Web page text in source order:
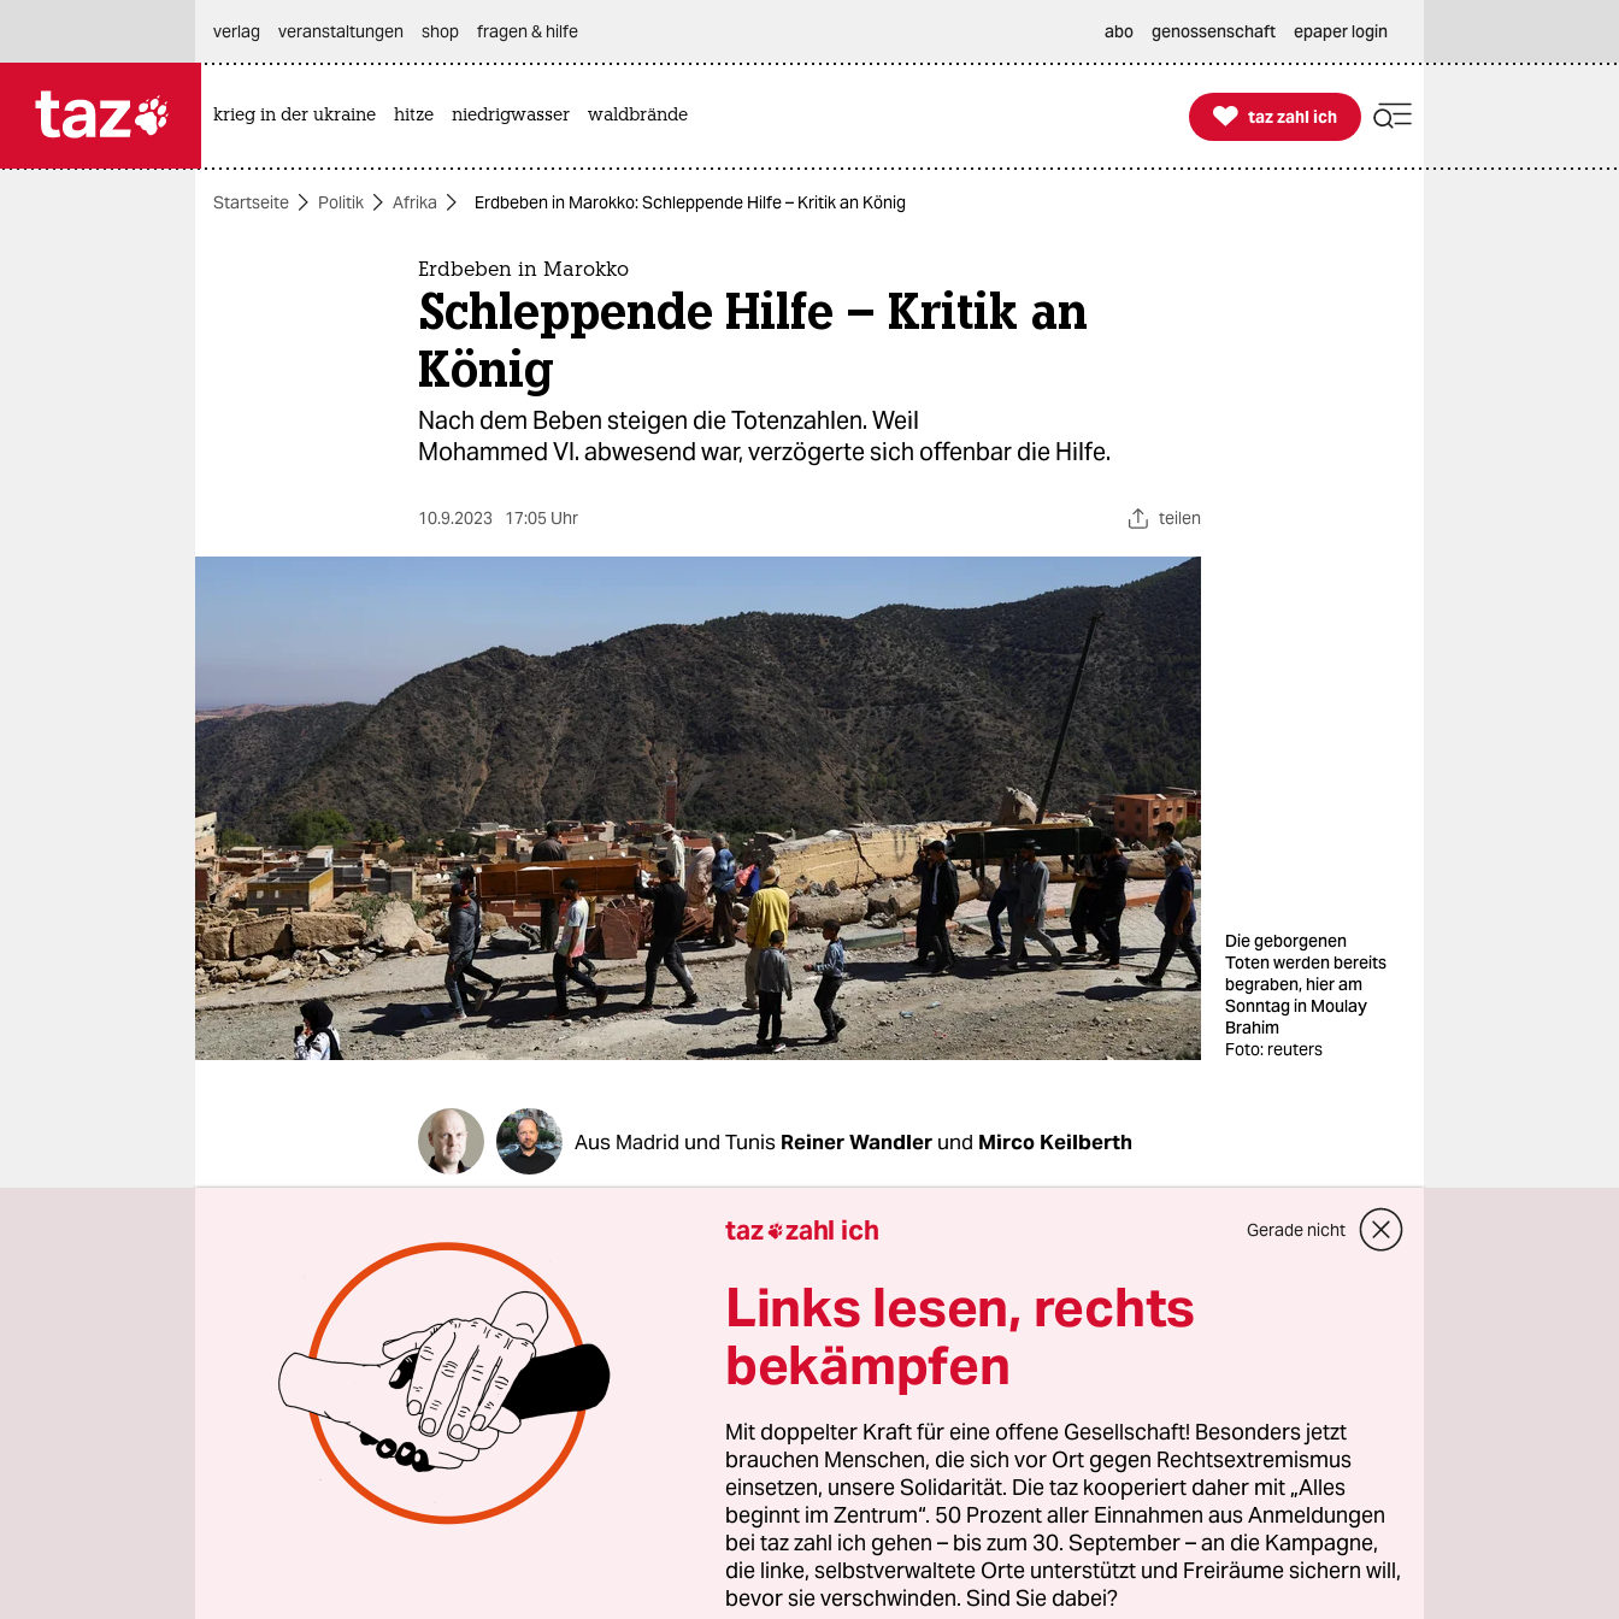
themen
verlag
verlag
veranstaltungen
shop
fragen & hilfe
unterstützen
abo
genossenschaft
verlag
veranstaltungen shop fragen & hilfe abo genossenschaft epaper login
krieg in der ukraine hitze niedrigwasser waldbrände 
taz zahl ich
taz zahl ich
Startseite Politik Afrika Erdbeben in Marokko: Schleppende Hilfe – Kritik an König
Erdbeben in Marokko
Schleppende Hilfe – Kritik an
König
Nach dem Beben steigen die Totenzahlen. Weil
Mohammed VI. abwesend war, verzögerte sich offenbar die Hilfe.
10.9.2023 17:05 Uhr teilen
Die geborgenen
Toten werden bereits
begraben, hier am
Sonntag in Moulay
Brahim
Foto: reuters
Aus Madrid und Tunis Reiner Wandler und Mirco Keilberth
Die Folgen des
Erdbebens, das in der Nacht auf Samstag den Süden
Marokkos erschütterte
Rettungskräfte vorankommen, desto mehr Tote und Verletzte bergen
sie. Am stärksten betroffen ist die Provinz Al-Haouz südwestlich der
Touristenmetropole Marrakesch, dort wurde mehr als die Hälfte der
Toten gefunden.
Am Sonntag berichtete das Innenministerium in Rabat von insgesamt
2.122 Toten und 2.421 Verletzten, mehr als 1.400 davon schwer.
Unterdessen lief die Hilfe aus dem Ausland an – allerdings nur
taz zahl ich Gerade nicht
Links lesen, rechts
bekämpfen
Mit doppelter Kraft für eine offene Gesellschaft! Besonders jetzt
brauchen Menschen, die sich vor Ort gegen Rechtsextremismus
einsetzen, unsere Solidarität. Die taz kooperiert daher mit „Alles
beginnt im Zentrum“. 50 Prozent aller Einnahmen aus Anmeldungen
bei taz zahl ich gehen – bis zum 30. September – an die Kampagne,
die linke, selbstverwaltete Orte unterstützt und Freiräume sichern will,
bevor sie verschwinden. Sind Sie dabei?